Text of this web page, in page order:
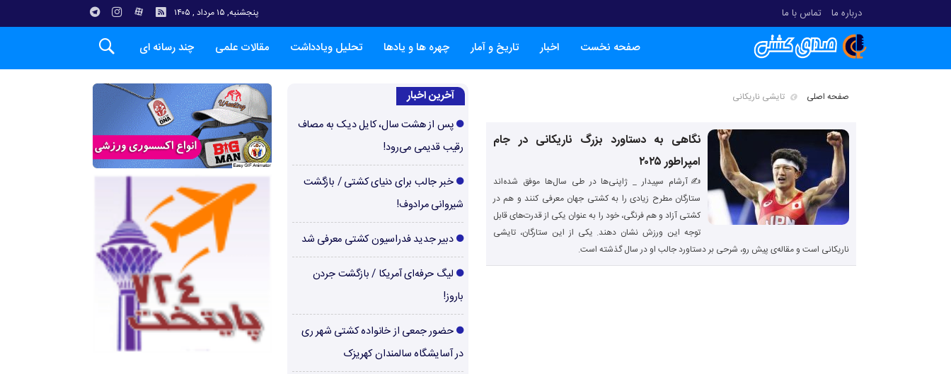
درباره ما تماس با ما پنجشنبه, ۱۵ مرداد , ۱۴۰۵
صفحه نخست اخبار تاریخ و آمار چهره ها و یادها تحلیل ویادداشت مقالات علمی چند رسانه ای
صفحه اصلی تایشی ناریکانی
نگاهی به دستاورد بزرگ ناریکانی در جام
امپراطور ۲۰۲۵
✍آرشام سپیدار _ ژاپنی‌ها در طی سال‌ها موفق شده‌اند
ستارگان مطرح زیادی را به کشتی جهان معرفی کنند و هم در
کشتی آزاد و هم فرنگی، خود را به عنوان یکی از قدرت‌های قابل
توجه این ورزش نشان دهند. یکی از این ستارگان، تایشی
ناریکانی است و مقاله‌ی پیش رو، شرحی بر دستاورد جالب او در سال گذشته است.
آخرین اخبار
پس از هشت سال، کایل دیک به مصاف
رقیب قدیمی می‌رود!
خبر جالب برای دنیای کشتی / بازگشت
شیروانی مرادوف!
دبیر جدید فدراسیون کشتی معرفی شد
لیگ حرفه‌ای آمریکا / بازگشت جردن
باروز!
حضور جمعی از خانواده کشتی شهر ری
در آسایشگاه سالمندان کهریزک